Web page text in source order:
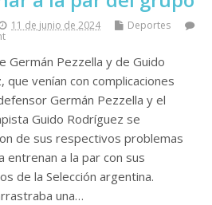
11 de junio de 2024
Deportes
Germán Pezzella y de Guido
que venían con complicaciones
Germán Pezzella y el
Guido Rodríguez se
de sus respectivos problemas
entrenan a la par con sus
de la Selección argentina.
una…